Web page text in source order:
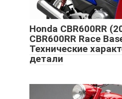
Honda CBR600RR
CBR600RR Race
Технические
детали